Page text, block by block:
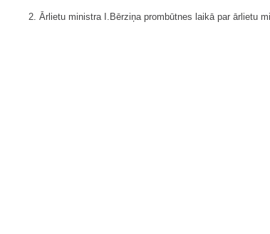
2. Ārlietu ministra I.Bērziņa prombūtnes laikā par ārlietu